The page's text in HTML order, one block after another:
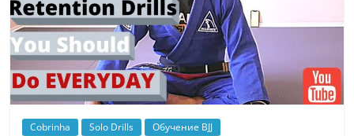
Cobrinha Solo Drills Обучение BJJ